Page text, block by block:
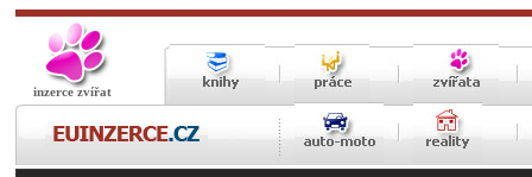
inzerce zvířat